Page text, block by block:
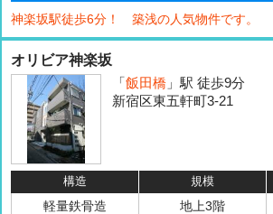
神楽坂駅徒歩6分！ 築浅の人気物件です。
オリビア神楽坂
「 飯田橋 」駅 徒歩9分
新宿区東五軒町3-21
構造 規模
軽量鉄骨造 地上3階